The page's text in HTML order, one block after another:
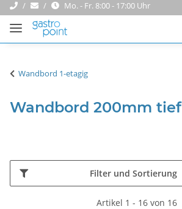
Mo. - Fr. 8:00 - 17:00 Uhr
Wandbord 1-etagig
Wandbord 200mm tief
Filter und Sortierung
Artikel 1 - 16 von 16